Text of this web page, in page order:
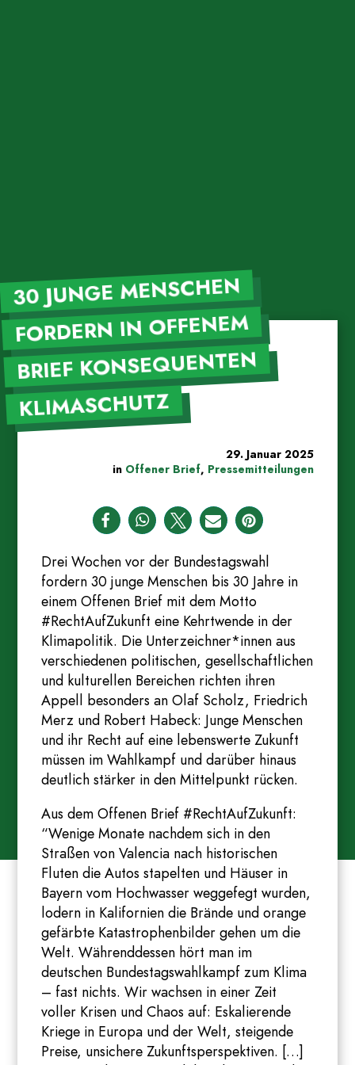
30 JUNGE MENSCHEN
FORDERN IN OFFENEM
BRIEF KONSEQUENTEN
KLIMASCHUTZ
29. Januar 2025
in Offener Brief, Pressemitteilungen
Drei Wochen vor der Bundestagswahl
fordern 30 junge Menschen bis 30 Jahre in
einem Offenen Brief mit dem Motto
#RechtAufZukunft eine Kehrtwende in der
Klimapolitik. Die Unterzeichner*innen aus
verschiedenen politischen, gesellschaftlichen
und kulturellen Bereichen richten ihren
Appell besonders an Olaf Scholz, Friedrich
Merz und Robert Habeck: Junge Menschen
und ihr Recht auf eine lebenswerte Zukunft
müssen im Wahlkampf und darüber hinaus
deutlich stärker in den Mittelpunkt rücken.
Aus dem Offenen Brief #RechtAufZukunft:
“Wenige Monate nachdem sich in den
Straßen von Valencia nach historischen
Fluten die Autos stapelten und Häuser in
Bayern vom Hochwasser weggefegt wurden,
lodern in Kalifornien die Brände und orange
gefärbte Katastrophenbilder gehen um die
Welt. Währenddessen hört man im
deutschen Bundestagswahlkampf zum Klima
– fast nichts. Wir wachsen in einer Zeit
voller Krisen und Chaos auf: Eskalierende
Kriege in Europa und der Welt, steigende
Preise, unsichere Zukunftsperspektiven. […]